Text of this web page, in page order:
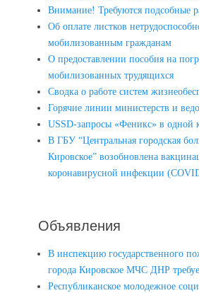
Внимание! Требуются подсобные
Об оплате листков
мобилизованным гражданам
О предоставлении пособия на
мобилизованных трудящихся
Сводка о работе систем
Горячие линии министерств и
USSD-запросы «Феникс» в одной
В ГБУ “Центральная городская
Кировское” возобновлена
коронавирусной инфекции
Объявления
В инспекцию государственного
города Кировское МЧС ДНР
Республиканское молодежное